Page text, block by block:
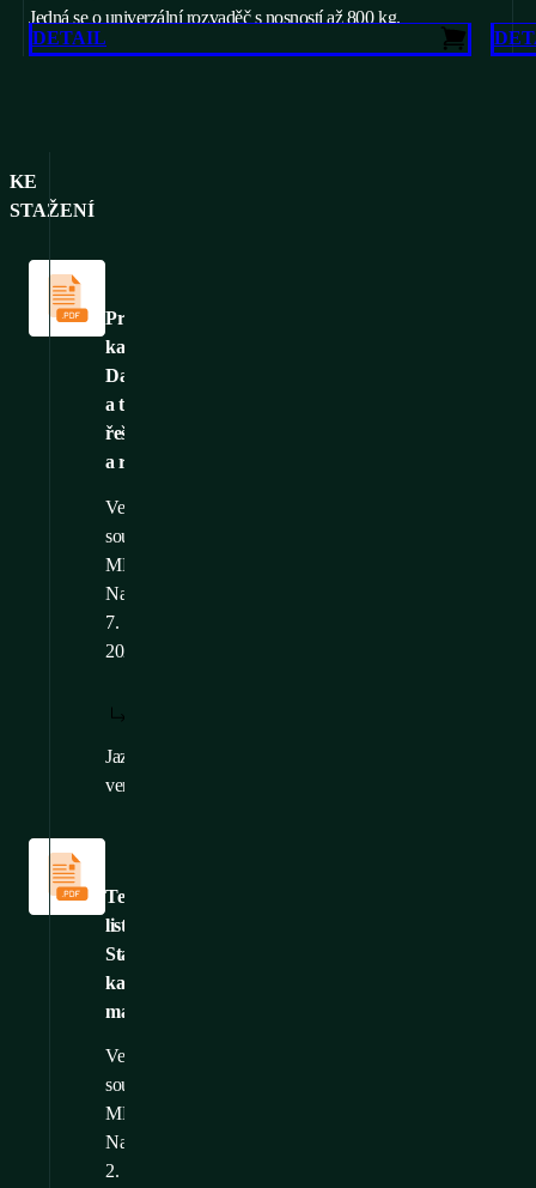
Jedná se o univerzální rozvaděč s nosností až 800 kg.
DETAIL
KE
STAŽENÍ
Produktový
katalog:
Datová
a telekomunikační
řešení
a rozvaděče
Katalogy
a
brožury
Velikost
souboru: 54,01
MB
Nahráno: 24.
7.
2026
Jazykové
verze:
Technický
list:
Standardní
kabelový
management
Technické
listy
Velikost
souboru: 2,97
MB
Nahráno: 23.
2.